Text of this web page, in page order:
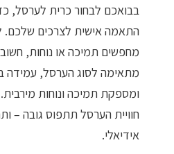
בבואכם לבחור כרית לערסל,
התאמה אישית לצרכים
מחפשים תמיכה או נוחות,
מתאימה לסוג הערסל, עמידה
ומספקת תמיכה ונוחות
חוויית הערסל תתפוס גובה –
אידיאלי.